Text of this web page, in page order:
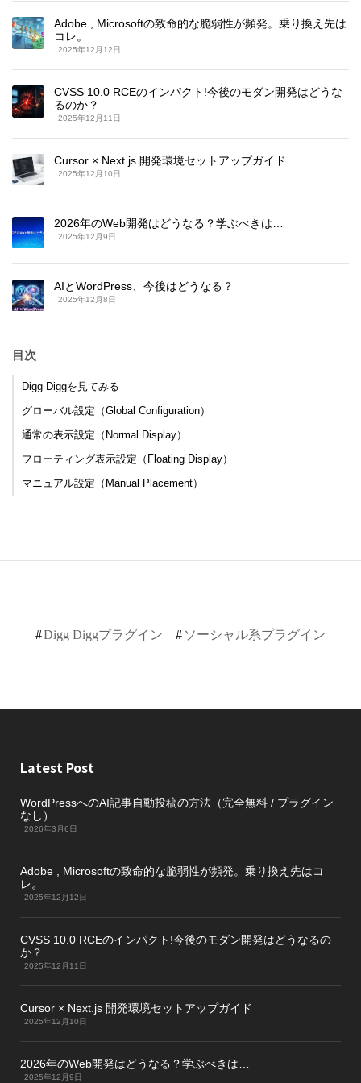
Adobe , Microsoftの致命的な脆弱性が頻発。乗り換え先は
コレ。
2025年12月12日
CVSS 10.0 RCEのインパクト!今後のモダン開発はどうな
るのか？
2025年12月11日
Cursor × Next.js 開発環境セットアップガイド
2025年12月10日
2026年のWeb開発はどうなる？学ぶべきは…
2025年12月9日
AIとWordPress、今後はどうなる？
2025年12月8日
目次
Digg Diggを見てみる
グローバル設定（Global Configuration）
通常の表示設定（Normal Display）
フローティング表示設定（Floating Display）
マニュアル設定（Manual Placement）
Digg Diggプラグイン ソーシャル系プラグイン
Latest Post
WordPressへのAI記事自動投稿の方法（完全無料 / プラグイン
なし）
2026年3月6日
Adobe , Microsoftの致命的な脆弱性が頻発。乗り換え先はコ
レ。
2025年12月12日
CVSS 10.0 RCEのインパクト!今後のモダン開発はどうなるの
か？
2025年12月11日
Cursor × Next.js 開発環境セットアップガイド
2025年12月10日
2026年のWeb開発はどうなる？学ぶべきは…
2025年12月9日